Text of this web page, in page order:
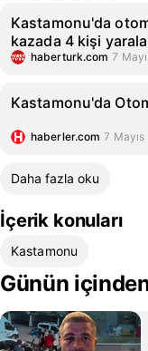
Kastamonu'da
kazada 4 kişi
haberturk.com 7
Kastamonu'da
haberler.com 7 Mayıs
Daha fazla oku
İçerik konuları
Kastamonu
Günün